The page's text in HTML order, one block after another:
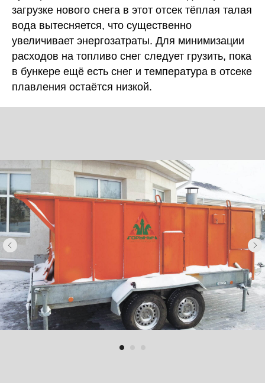
загрузке нового снега в этот отсек тёплая талая
вода вытесняется, что существенно
увеличивает энергозатраты. Для минимизации
расходов на топливо снег следует грузить, пока
в бункере ещё есть снег и температура в отсеке
плавления остаётся низкой.